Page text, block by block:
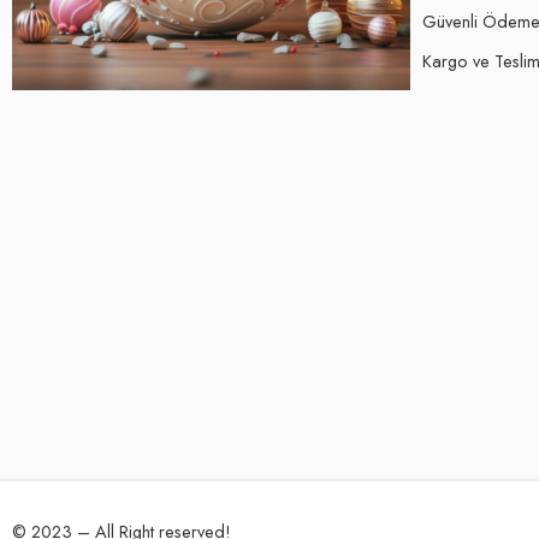
Güvenli Ödeme
Kargo ve
© 2023 – All Right reserved!